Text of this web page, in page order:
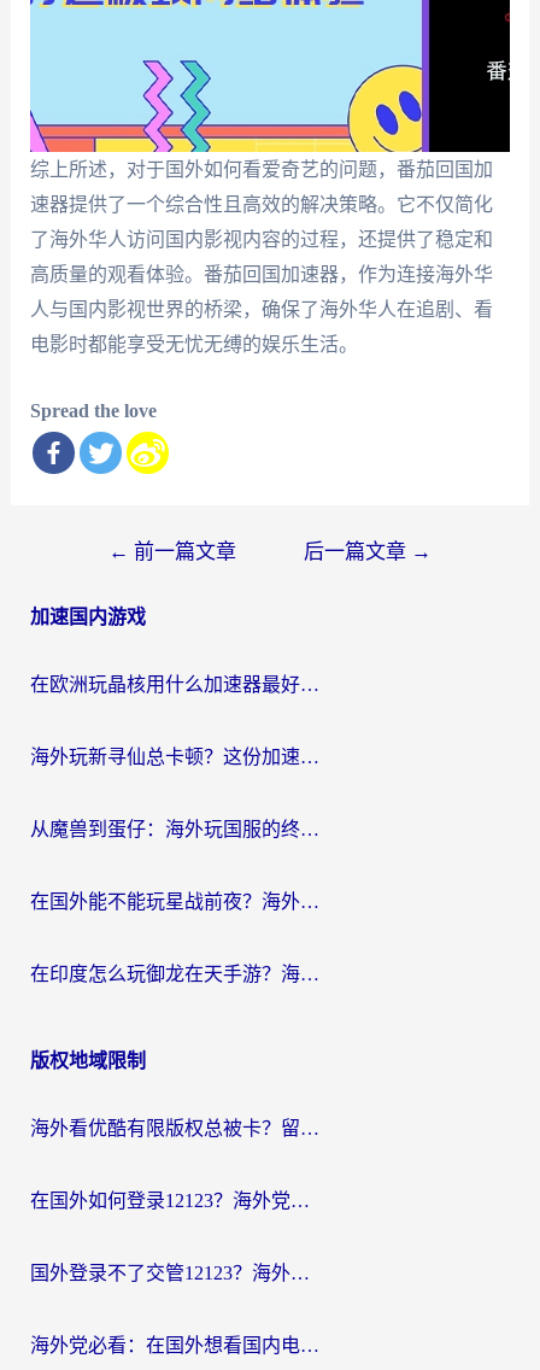
综上所述，对于国外如何看爱奇艺的问题，番茄回国加
速器提供了一个综合性且高效的解决策略。它不仅简化
了海外华人访问国内影视内容的过程，还提供了稳定和
高质量的观看体验。番茄回国加速器，作为连接海外华
人与国内影视世界的桥梁，确保了海外华人在追剧、看
电影时都能享受无忧无缚的娱乐生活。
Spread the love
导
← 前一篇文章 后一篇文章 →
加速国内游戏
在欧洲玩晶核用什么加速器最好呢？一个老玩家的真心话
海外玩新寻仙总卡顿？这份加速器选择指南让你秒回国服流畅体验
从魔兽到蛋仔：海外玩国服的终极加速指南，找到你的专属高速通道
在国外能不能玩星战前夜？海外党国服游戏不卡顿的秘密武器在这里
在印度怎么玩御龙在天手游？海外党畅玩国服的终极生存指南
版权地域限制
海外看优酷有限版权总被卡？留学生亲测有效的回国加速器选择指南
在国外如何登录12123？海外党必备的回国加速实用指南
国外登录不了交管12123？海外华人亲测有效的回国加速器选择指南
海外党必看：在国外想看国内电视剧用什么软件？3步解决地域限制